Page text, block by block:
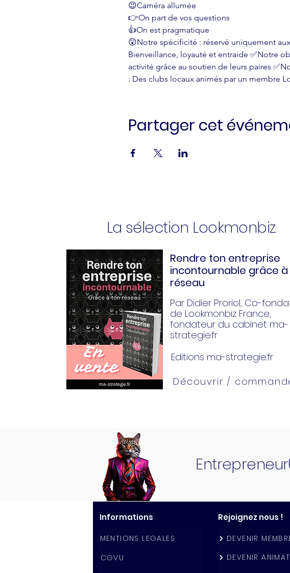
😉Caméra allumée
👉On part de vos questions
👍On est pragmatique
😲Notre spécificité : réservé uniquement
Bienveillance, loyauté et entraide ✅Notre
activité grâce au soutien de leurs paires
: Des clubs locaux animés par un membre
Partager cet
La sélection Lookmonbiz
Rendre ton entreprise
incontournable grâce
réseau
Par Didier Proriol, Co-
de Lookmonbiz France,
fondateur du cabinet ma-
strategie.fr
Editions ma-strategie.fr
Découvrir /
Informations
MENTIONS LEGALES
CGVU
Rejoignez nous !
DEVENIR
DEVENIR